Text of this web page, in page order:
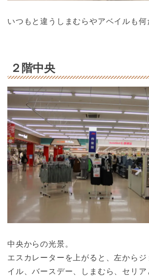
いつもと違うしまむらやアベイルも何
２階中央
中央からの光景。
エスカレーターを上がると、左からジ
イル、バースデー、しまむら、セリア